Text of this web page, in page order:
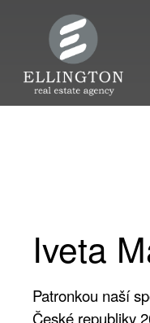
Iveta
Patronkou naší
České republiky